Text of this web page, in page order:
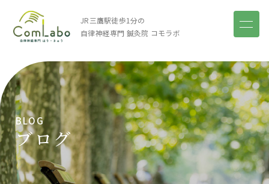
JR三鷹駅徒歩1分の
自律神経専門 鍼灸院 コモラボ
BLOG
ブログ